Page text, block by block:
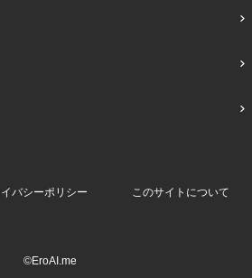
バシーポリシー このサイトについて
©EroAI.me